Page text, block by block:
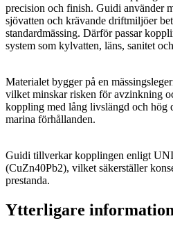
precision och finish. Guidi använder
sjövatten och krävande driftmiljöer
standardmässing. Därför passar
system som kylvatten, läns, sanitet
Materialet bygger på en
vilket minskar risken för avzinkning
koppling med lång livslängd och hög
marina förhållanden.
Guidi tillverkar kopplingen enligt
(CuZn40Pb2), vilket säkerställer
prestanda.
Ytterligare information